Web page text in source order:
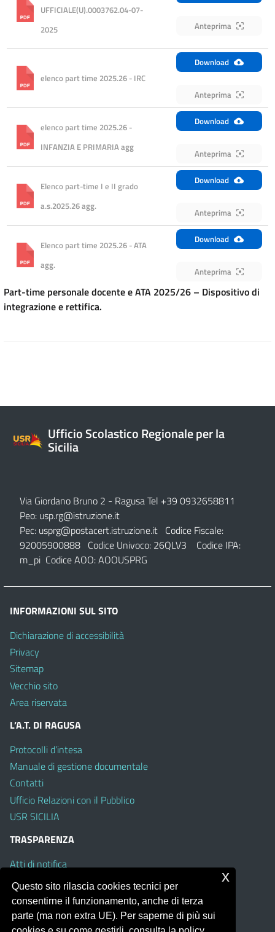
UFFICIALE(U).0003762.04-07-
2025
Anteprima
elenco part time 2025.26 - IRC
Download
Anteprima
elenco part time 2025.26 -
INFANZIA E PRIMARIA agg
Download
Anteprima
Elenco part-time I e II grado
a.s.2025.26 agg.
Download
Anteprima
Elenco part time 2025.26 - ATA
agg.
Download
Anteprima
Part-time personale docente e ATA 2025/26 – Dispositivo di
integrazione e rettifica.
Ufficio Scolastico Regionale per la
Sicilia
Via Giordano Bruno 2 - Ragusa Tel +39 0932658811
Peo: usp.rg@istruzione.it
Pec: usprg@postacert.istruzione.it Codice Fiscale:
92005900888 Codice Univoco: 26QLV3 Codice IPA:
m_pi Codice AOO: AOOUSPRG
INFORMAZIONI SUL SITO
Dichiarazione di accessibilità
Privacy
Sitemap
Vecchio sito
Area riservata
L’A.T. DI RAGUSA
Protocolli d’intesa
Manuale di gestione documentale
Contatti
Ufficio Relazioni con il Pubblico
USR SICILIA
TRASPARENZA
Atti di notifica
Albo on line
Amministrazione Trasparente
Obiettivi di Accessibilità
Questo sito rilascia cookies tecnici per
consentirne il funzionamento, anche di terza
parte (ma non extra UE). Per saperne di più sui
x